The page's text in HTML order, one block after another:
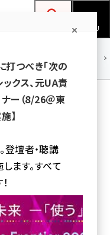
者フォーラム
MENU
が使われている
究の
ー
共同研究で得られたノウハ
つべき「次の
ックス、元UA責
ー（8/26＠東
】
登壇者・聴講
ます。すべて